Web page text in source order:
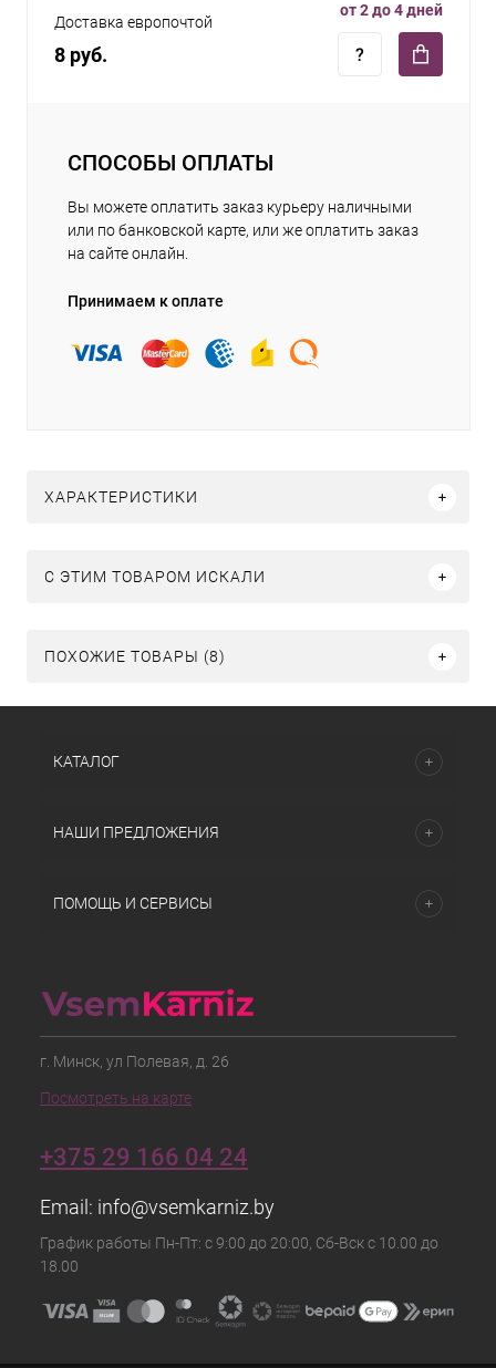
Доставка европочтой
8 руб.
от 2 до 4 дней
СПОСОБЫ ОПЛАТЫ
Вы можете оплатить заказ курьеру наличными
или по банковской карте, или же оплатить заказ
на сайте онлайн.
Принимаем к оплате
ХАРАКТЕРИСТИКИ
C ЭТИМ ТОВАРОМ ИСКАЛИ
ПОХОЖИЕ ТОВАРЫ (8)
КАТАЛОГ
НАШИ ПРЕДЛОЖЕНИЯ
ПОМОЩЬ И СЕРВИСЫ
г. Минск, ул Полевая, д. 26
Посмотреть на карте
+375 29 166 04 24
Email: info@vsemkarniz.by
График работы Пн-Пт: с 9:00 до 20:00, Сб-Вск с 10.00 до
18.00